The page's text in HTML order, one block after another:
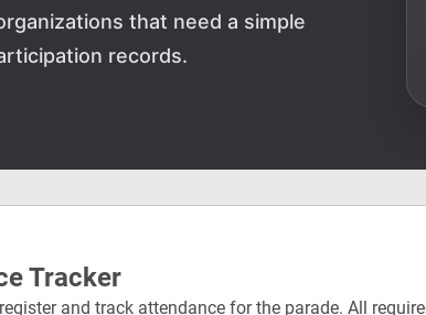
that need a simple
records.